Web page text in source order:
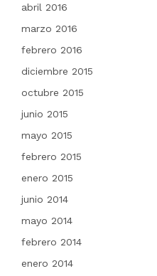
abril 2016
marzo 2016
febrero 2016
diciembre 2015
octubre 2015
junio 2015
mayo 2015
febrero 2015
enero 2015
junio 2014
mayo 2014
febrero 2014
enero 2014